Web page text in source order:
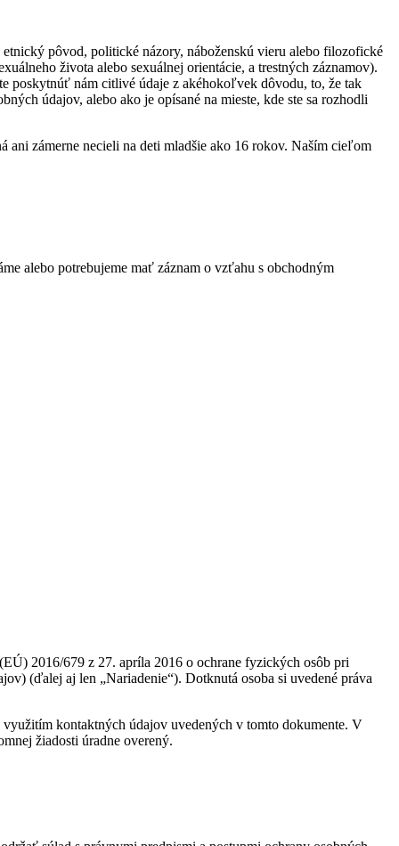
pôvod, politické názory, náboženskú vieru alebo filozofické
života alebo sexuálnej orientácie, a trestných záznamov).
poskytnúť nám citlivé údaje z akéhokoľvek dôvodu, to, že tak
údajov, alebo ako je opísané na mieste, kde ste sa rozhodli
ani zámerne necieli na deti mladšie ako 16 rokov. Naším cieľom
alebo potrebujeme mať záznam o vzťahu s obchodným
2016/679 z 27. apríla 2016 o ochrane fyzických osôb pri
(ďalej aj len „Nariadenie“). Dotknutá osoba si uvedené práva
kontaktných údajov uvedených v tomto dokumente. V
žiadosti úradne overený.